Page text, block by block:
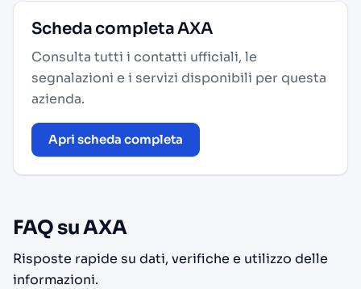
Scheda completa AXA
Consulta tutti i contatti ufficiali, le
segnalazioni e i servizi disponibili per questa
azienda.
Apri scheda completa
FAQ su AXA
Risposte rapide su dati, verifiche e utilizzo delle
informazioni.